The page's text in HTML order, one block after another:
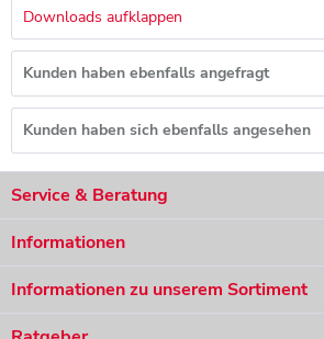
Downloads aufklappen
Kunden haben ebenfalls angefragt
Kunden haben sich ebenfalls angesehen
Service & Beratung
Informationen
Informationen zu unserem Sortiment